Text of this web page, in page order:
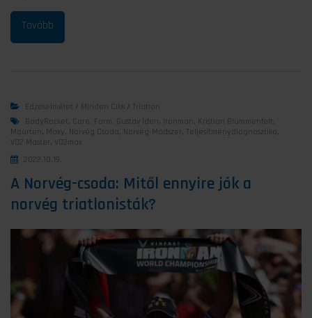
Edzéselmélet / Minden Cikk / Triatlon
BodyRocket , Core , Form , Gustav Iden , Ironman , Kristian Blummenfelt ,
Maurten , Moxy, Norvég Csoda, Norvég-Módszer , Teljesítménydiagnosztika,
VO2 Master ,
VO2max
2022.10.19.
A Norvég-csoda: Mitől ennyire jók a
norvég triatlonisták?